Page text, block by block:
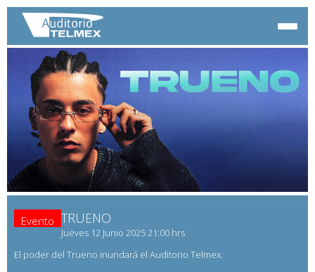
Evento TRUENO
Jueves 12 Junio 2025 21:00 hrs
El poder del Trueno inundará el Auditorio Telmex.